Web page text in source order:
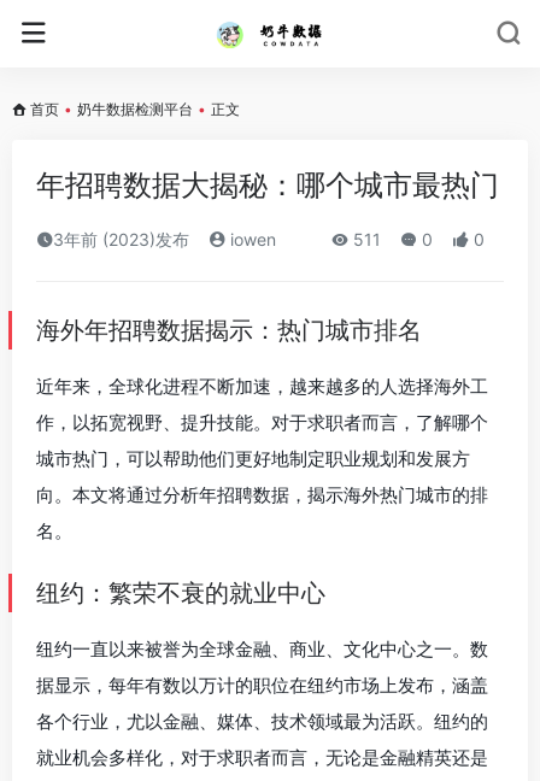
首页 • 奶牛数据检测平台 • 正文
年招聘数据大揭秘：哪个城市最热门
3年前 (2023)发布 iowen 511 0 0
海外年招聘数据揭示：热门城市排名
近年来，全球化进程不断加速，越来越多的人选择海外工
作，以拓宽视野、提升技能。对于求职者而言，了解哪个
城市热门，可以帮助他们更好地制定职业规划和发展方
向。本文将通过分析年招聘数据，揭示海外热门城市的排
名。
纽约：繁荣不衰的就业中心
纽约一直以来被誉为全球金融、商业、文化中心之一。数
据显示，每年有数以万计的职位在纽约市场上发布，涵盖
各个行业，尤以金融、媒体、技术领域最为活跃。纽约的
就业机会多样化，对于求职者而言，无论是金融精英还是